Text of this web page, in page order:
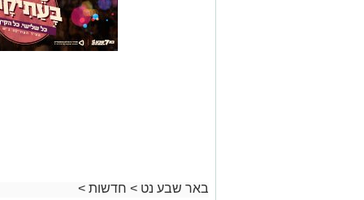
באר שבע נט > חדשות >